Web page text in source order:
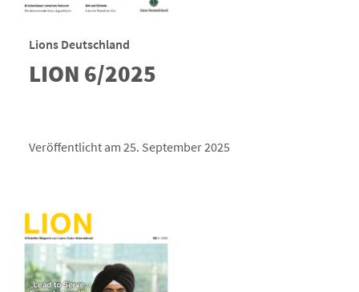
Lions Deutschland
LION 6/2025
Veröffentlicht am 25. September 2025